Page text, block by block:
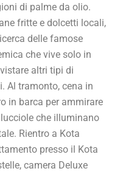
di palme da olio.
fritte e dolcetti locali,
delle famose
che vive solo in
altri tipi di
Al tramonto, cena in
in barca per ammirare
che illuminano
Rientro a Kota
presso il Kota
camera Deluxe